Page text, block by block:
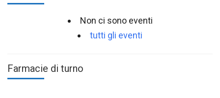
Non ci sono eventi
tutti gli eventi
Farmacie di turno